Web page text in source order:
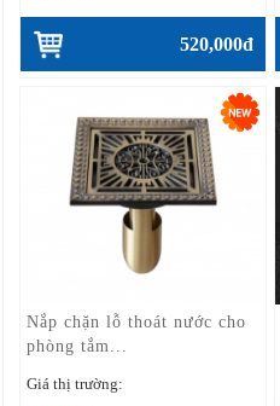
520,000đ
Nắp chặn lỗ thoát nước cho
phòng tắm...
Giá thị trường: